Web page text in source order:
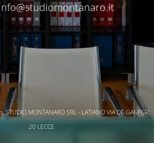
MONTANARO SRL - LATIANO VIA DE GASPERI,
20 LECCE